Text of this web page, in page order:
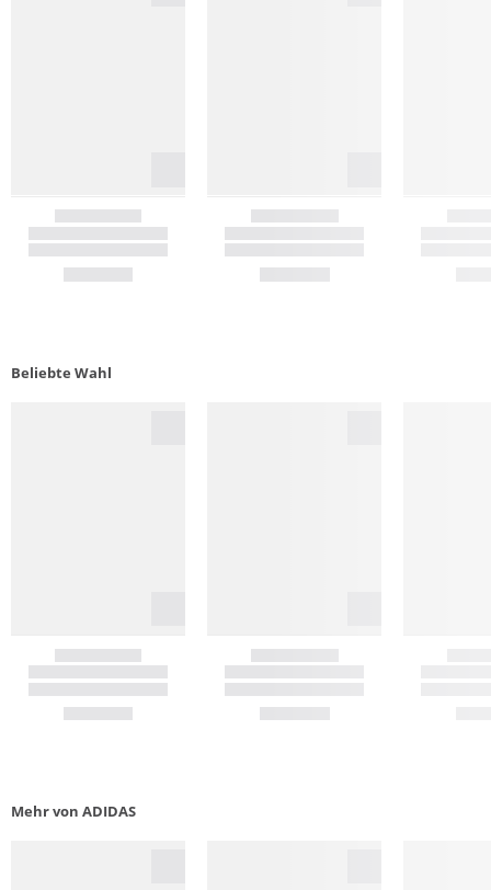
Beliebte Wahl
Mehr von ADIDAS